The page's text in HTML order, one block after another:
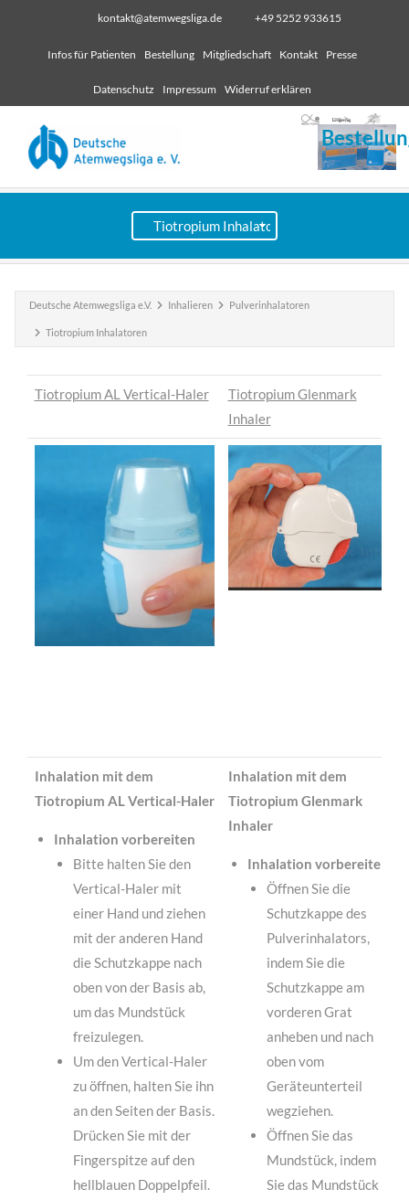
kontakt@atemwegsliga.de +49 5252 933615
Infos für Patienten Bestellung Mitgliedschaft Kontakt Presse
Datenschutz Impressum Widerruf erklären
Deutsche Atemwegsliga e.V. Inhalieren Pulverinhalatoren
Tiotropium Inhalatoren
Tiotropium AL Vertical-Haler
Tiotropium Glenmark
Inhaler
Inhalation mit dem
Tiotropium AL Vertical-Haler
Inhalation vorbereiten
Bitte halten Sie den
Vertical-Haler mit
einer Hand und ziehen
mit der anderen Hand
die Schutzkappe nach
oben von der Basis ab,
um das Mundstück
freizulegen.
Um den Vertical-Haler
zu öffnen, halten Sie ihn
an den Seiten der Basis.
Drücken Sie mit der
Fingerspitze auf den
hellblauen Doppelpfeil.
Inhalation mit dem
Tiotropium Glenmark
Inhaler
Inhalation vorbereiten
Öffnen Sie die
Schutzkappe des
Pulverinhalators,
indem Sie die
Schutzkappe am
vorderen Grat
anheben und nach
oben vom
Geräteunterteil
wegziehen.
Öffnen Sie das
Mundstück, indem
Sie das Mundstück